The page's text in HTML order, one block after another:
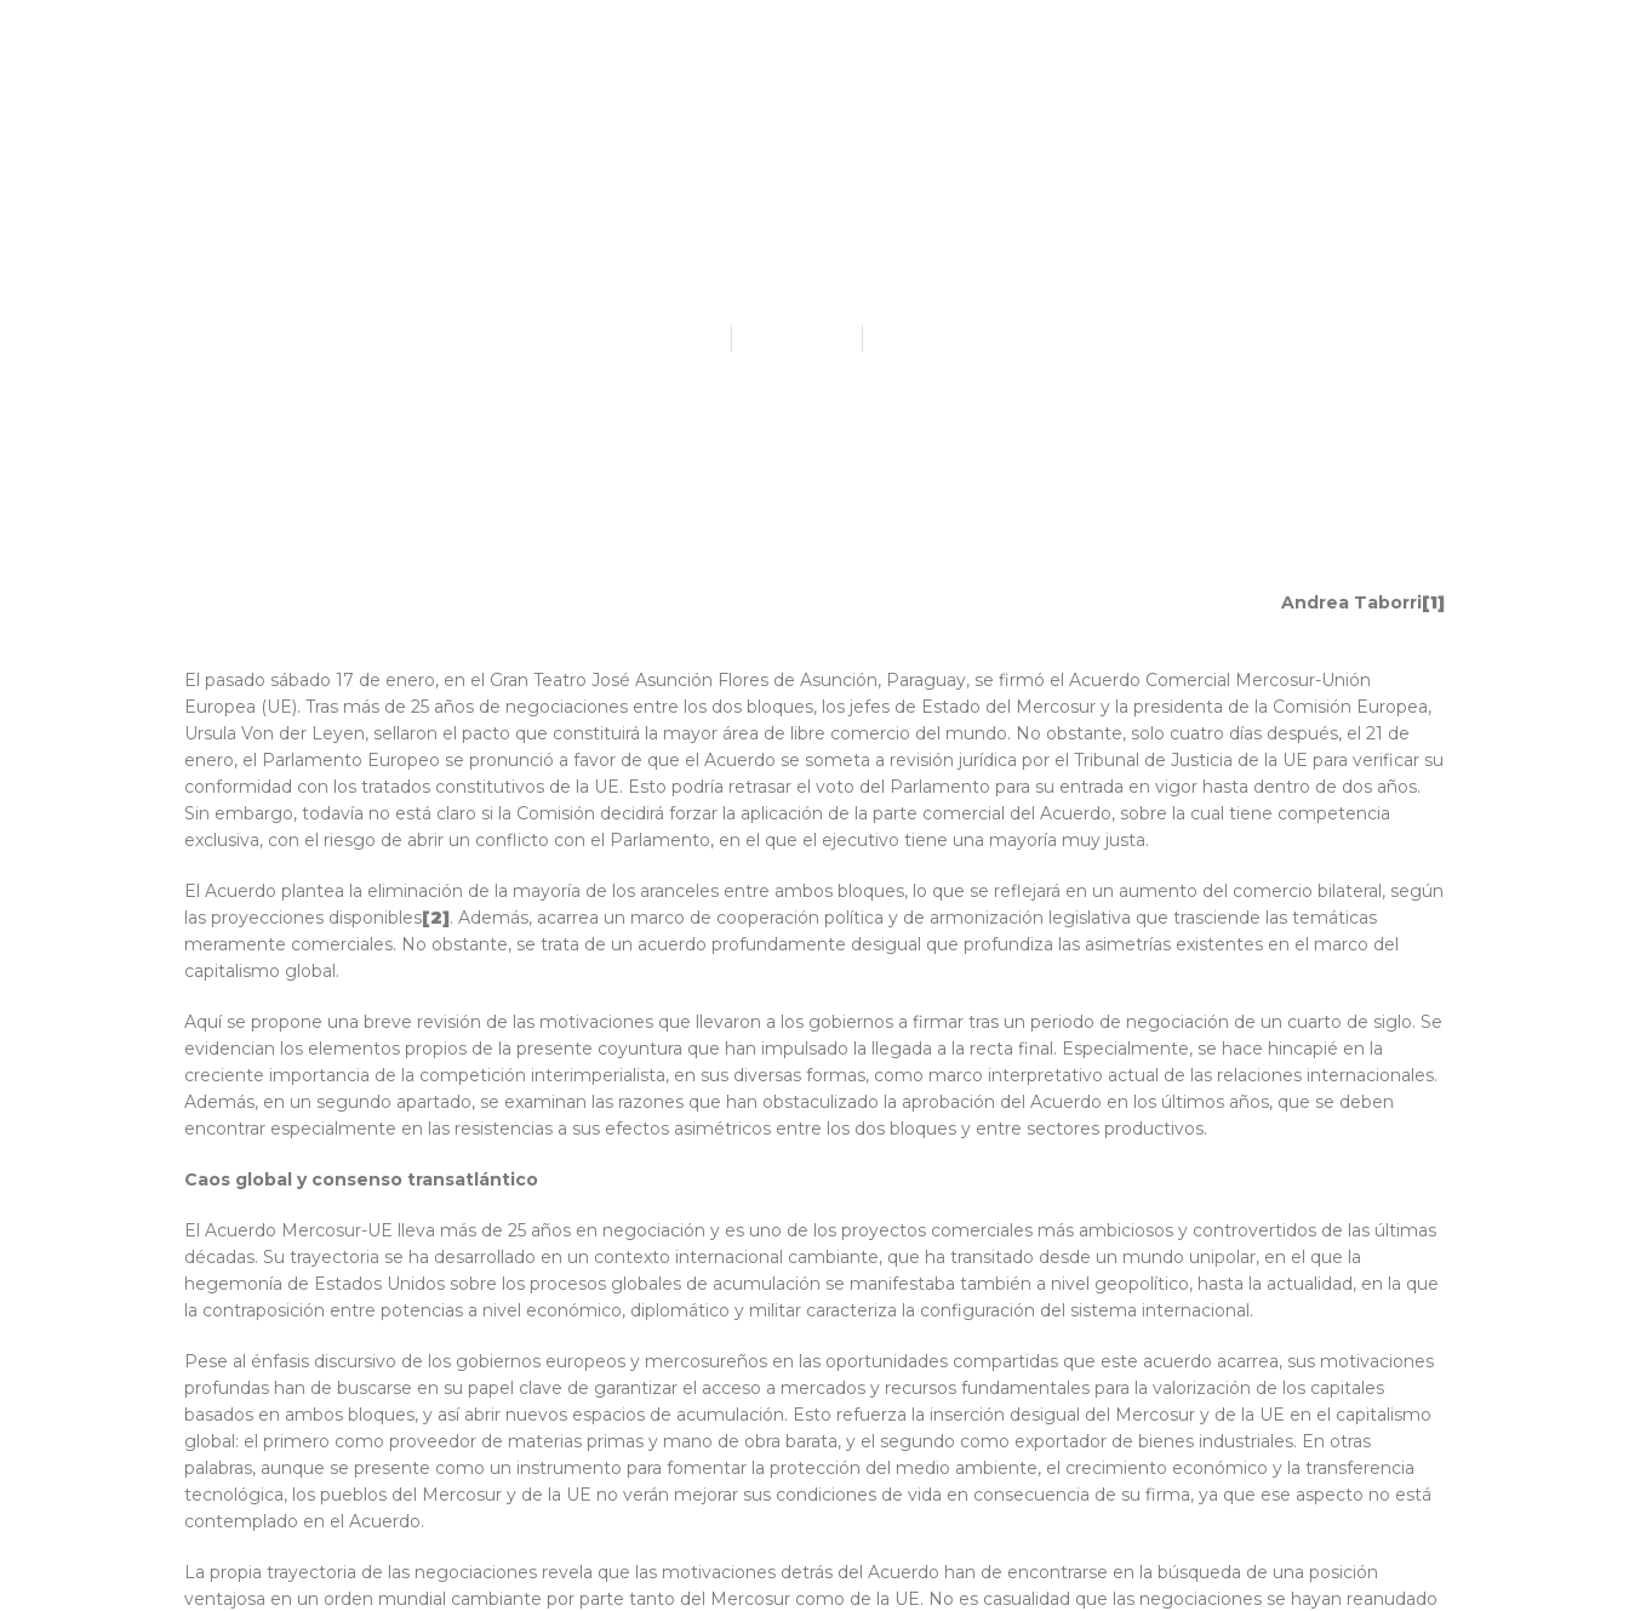
Andrea Taborri[1]
El pasado sábado 17 de enero, en el Gran Teatro José Asunción Flores de Asunción, Paraguay, se firmó el Acuerdo Comercial Mercosur-Unión
Europea (UE). Tras más de 25 años de negociaciones entre los dos bloques, los jefes de Estado del Mercosur y la presidenta de la Comisión Europea,
Ursula Von der Leyen, sellaron el pacto que constituirá la mayor área de libre comercio del mundo. No obstante, solo cuatro días después, el 21 de
enero, el Parlamento Europeo se pronunció a favor de que el Acuerdo se someta a revisión jurídica por el Tribunal de Justicia de la UE para verificar su
conformidad con los tratados constitutivos de la UE. Esto podría retrasar el voto del Parlamento para su entrada en vigor hasta dentro de dos años.
Sin embargo, todavía no está claro si la Comisión decidirá forzar la aplicación de la parte comercial del Acuerdo, sobre la cual tiene competencia
exclusiva, con el riesgo de abrir un conflicto con el Parlamento, en el que el ejecutivo tiene una mayoría muy justa.
El Acuerdo plantea la eliminación de la mayoría de los aranceles entre ambos bloques, lo que se reflejará en un aumento del comercio bilateral, según
las proyecciones disponibles[2]. Además, acarrea un marco de cooperación política y de armonización legislativa que trasciende las temáticas
meramente comerciales. No obstante, se trata de un acuerdo profundamente desigual que profundiza las asimetrías existentes en el marco del
capitalismo global.
Aquí se propone una breve revisión de las motivaciones que llevaron a los gobiernos a firmar tras un periodo de negociación de un cuarto de siglo. Se
evidencian los elementos propios de la presente coyuntura que han impulsado la llegada a la recta final. Especialmente, se hace hincapié en la
creciente importancia de la competición interimperialista, en sus diversas formas, como marco interpretativo actual de las relaciones internacionales.
Además, en un segundo apartado, se examinan las razones que han obstaculizado la aprobación del Acuerdo en los últimos años, que se deben
encontrar especialmente en las resistencias a sus efectos asimétricos entre los dos bloques y entre sectores productivos.
Caos global y consenso transatlántico
El Acuerdo Mercosur-UE lleva más de 25 años en negociación y es uno de los proyectos comerciales más ambiciosos y controvertidos de las últimas
décadas. Su trayectoria se ha desarrollado en un contexto internacional cambiante, que ha transitado desde un mundo unipolar, en el que la
hegemonía de Estados Unidos sobre los procesos globales de acumulación se manifestaba también a nivel geopolítico, hasta la actualidad, en la que
la contraposición entre potencias a nivel económico, diplomático y militar caracteriza la configuración del sistema internacional.
Pese al énfasis discursivo de los gobiernos europeos y mercosureños en las oportunidades compartidas que este acuerdo acarrea, sus motivaciones
profundas han de buscarse en su papel clave de garantizar el acceso a mercados y recursos fundamentales para la valorización de los capitales
basados en ambos bloques, y así abrir nuevos espacios de acumulación. Esto refuerza la inserción desigual del Mercosur y de la UE en el capitalismo
global: el primero como proveedor de materias primas y mano de obra barata, y el segundo como exportador de bienes industriales. En otras
palabras, aunque se presente como un instrumento para fomentar la protección del medio ambiente, el crecimiento económico y la transferencia
tecnológica, los pueblos del Mercosur y de la UE no verán mejorar sus condiciones de vida en consecuencia de su firma, ya que ese aspecto no está
contemplado en el Acuerdo.
La propia trayectoria de las negociaciones revela que las motivaciones detrás del Acuerdo han de encontrarse en la búsqueda de una posición
ventajosa en un orden mundial cambiante por parte tanto del Mercosur como de la UE. No es casualidad que las negociaciones se hayan reanudado